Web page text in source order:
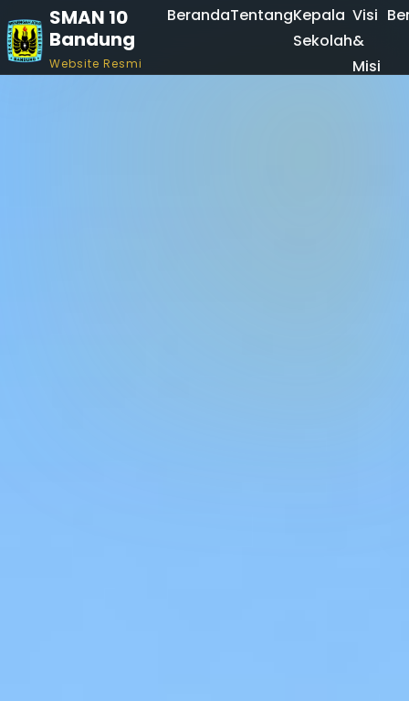
SMAN 10
Bandung
Website Resmi
BerandaTentangKepala
Sekolah
Visi
&
Misi